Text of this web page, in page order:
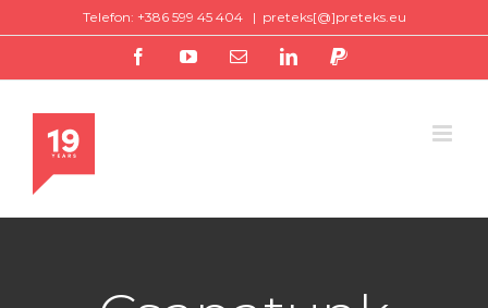
content
Telefon: +386 599 45 404 | preteks[@]preteks.eu
facebookyoutubeEmail linkedinpaypal